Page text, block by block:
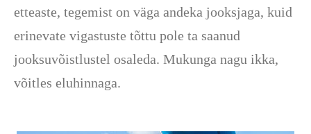
etteaste, tegemist on väga andeka jooksjaga, kuid
erinevate vigastuste tõttu pole ta saanud
jooksuvõistlustel osaleda. Mukunga nagu ikka,
võitles eluhinnaga.